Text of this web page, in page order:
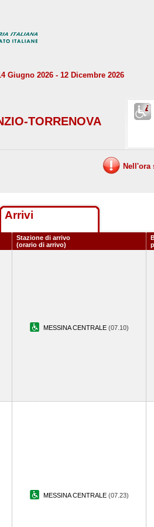
Giugno 2026 - 12 Dicembre 2026
TORRENOVA
Nell'ora
Arrivi
Stazione di arrivo
(orario di arrivo)
MESSINA CENTRALE (07.10)
MESSINA CENTRALE (07.23)